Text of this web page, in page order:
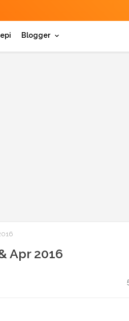
Blogger
Apr 2016